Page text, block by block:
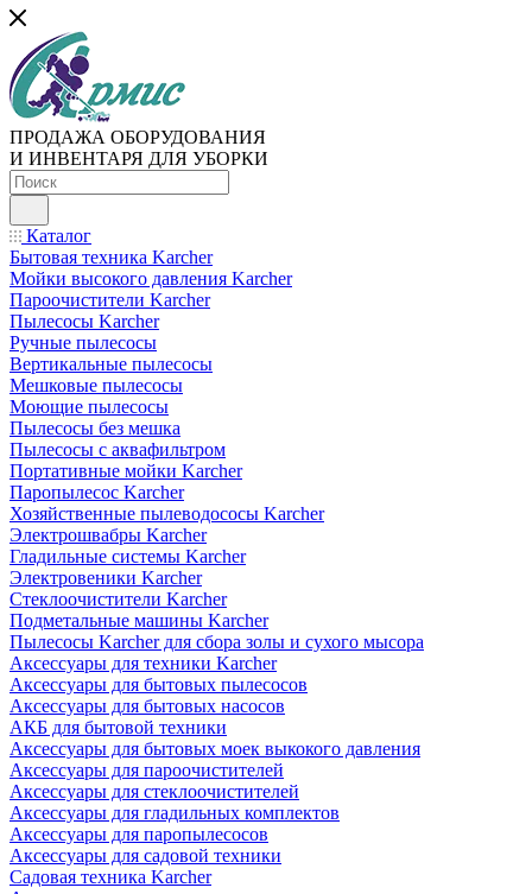
ПРОДАЖА ОБОРУДОВАНИЯ
И ИНВЕНТАРЯ ДЛЯ УБОРКИ
Каталог
Бытовая техника Karcher
Мойки высокого давления Karcher
Пароочистители Karcher
Пылесосы Karcher
Ручные пылесосы
Вертикальные пылесосы
Мешковые пылесосы
Моющие пылесосы
Пылесосы без мешка
Пылесосы с аквафильтром
Портативные мойки Karcher
Паропылесос Karcher
Хозяйственные пылеводососы Karcher
Электрошвабры Karcher
Гладильные системы Karcher
Электровеники Karcher
Стеклоочистители Karcher
Подметальные машины Karcher
Пылесосы Karcher для сбора золы и сухого мысора
Аксессуары для техники Karcher
Аксессуары для бытовых пылесосов
Аксессуары для бытовых насосов
АКБ для бытовой техники
Аксессуары для бытовых моек выкокого давления
Аксессуары для пароочистителей
Аксессуары для стеклоочистителей
Аксессуары для гладильных комплектов
Аксессуары для паропылесосов
Аксессуары для садовой техники
Садовая техника Karcher